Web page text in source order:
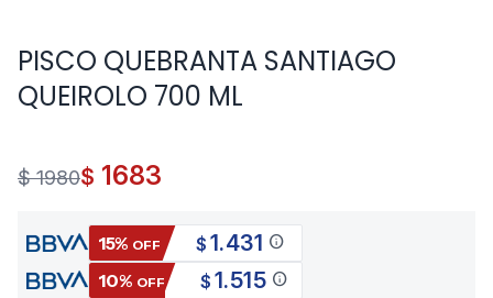
PISCO QUEBRANTA SANTIAGO
QUEIROLO 700 ML
$ 1980$ 1683
15% OFF $ 1.431 info
10% OFF $ 1.515 info